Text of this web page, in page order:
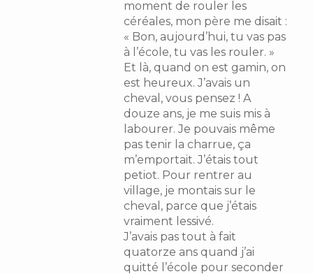
moment de rouler les
céréales, mon père me disait :
« Bon, aujourd’hui, tu vas pas
à l’école, tu vas les rouler. »
Et là, quand on est gamin, on
est heureux. J’avais un
cheval, vous pensez ! A
douze ans, je me suis mis à
labourer. Je pouvais même
pas tenir la charrue, ça
m’emportait. J’étais tout
petiot. Pour rentrer au
village, je montais sur le
cheval, parce que j’étais
vraiment lessivé.
J’avais pas tout à fait
quatorze ans quand j’ai
quitté l’école pour seconder